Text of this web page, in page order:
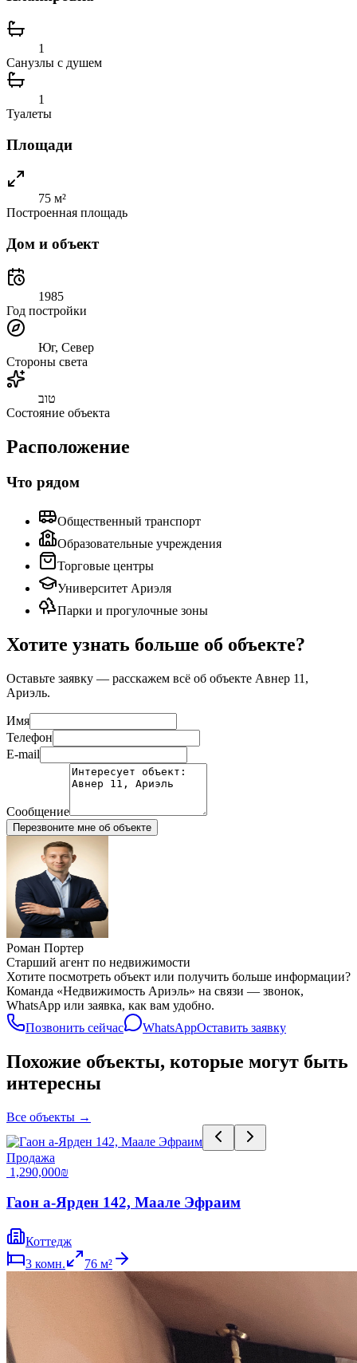
1
Санузлы с душем
1
Туалеты
Площади
75 м²
Построенная площадь
Дом и объект
1985
Год постройки
Юг, Север
Стороны света
טוב
Состояние объекта
Расположение
Что рядом
Общественный транспорт
Образовательные учреждения
Торговые центры
Университет Ариэля
Парки и прогулочные зоны
Хотите узнать больше об объекте?
Оставьте заявку — расскажем всё об объекте Авнер 11,
Ариэль.
Имя
Телефон
E-mail
Сообщение
Перезвоните мне об объекте
Роман Портер
Старший агент по недвижимости
Хотите посмотреть объект или получить больше информации?
Команда «Недвижимость Ариэль» на связи — звонок,
WhatsApp или заявка, как вам удобно.
Позвонить сейчас
WhatsAppОставить заявку
Похожие объекты, которые могут быть
интересны
Все объекты →
Продажа
‏1,290,000 ‏₪
Гаон а-Ярден 142, Маале Эфраим
Коттедж
3 комн. 76 м²